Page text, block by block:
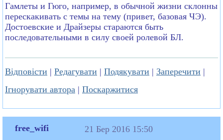
Гамлеты и Гюго, например, в обычной жизни склонны
перескакивать с темы на тему (привет, базовая ЧЭ).
Достоевские и Драйзеры стараются быть
последовательными в силу своей ролевой БЛ.
Відповісти | Редагувати | Подякувати | Заперечити |
Ігнорувати автора | Поскаржитися
free_wifi
21 Бер 2016 15:50